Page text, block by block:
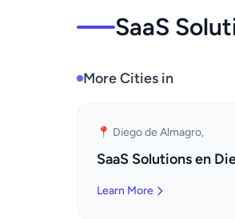
SaaS
More Cities in
📍 Diego de Almagro,
SaaS Solutions en
Learn More